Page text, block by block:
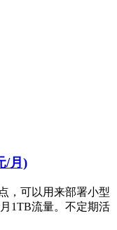
/月)
，可以用来部署小型
1TB流量。不定期活